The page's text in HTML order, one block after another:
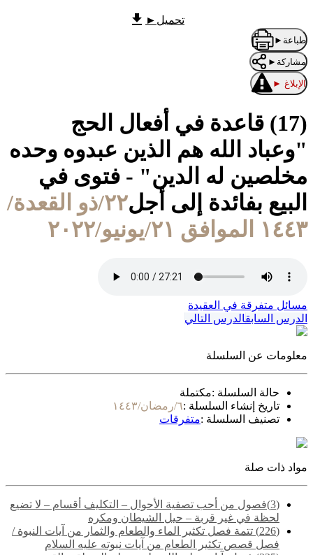
تحميل ►
طباعة ►
مشاركة ►
الإبلاغ ►
(17) قاعدة في أفعال الحج
"وعباد الله هم الذين عبدوه وحده
مخلصين له الدين" - فتوى في
البيع بفائدة إلى أجل
٢٢/ذو القعدة/
١٤٤٣ الموافق ٢١/يونيو/٢٠٢٢
مسائل متفرقة في العقيدة
الدرس السابقالدرس التالي
معلومات عن السلسلة
حالة السلسلة :مكتملة
تاريخ إنشاء السلسلة :٦/رمضان/١٤٤٣
تصنيف السلسلة :متفرقات
مواد ذات صلة
(3)فصول من أحب تصفية الأحوال – التكليف أقسام – لا تضيع
لحظة في غير قربة – حيل الشيطان ومكره
(226) تتمة فصل تكثير الماء والطعام والثمار من آيات النبوة /
فصل قصص تكثير الطعام من آيات نبوته عليه السلام